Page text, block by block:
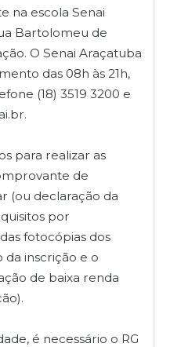
na escola Senai
Bartolomeu de
O Senai Araçatuba
das 08h às 21h,
(18) 3519 3200 e
para realizar as
de
(ou declaração da
por
fotocópias dos
inscrição e o
de baixa renda
é necessário o RG